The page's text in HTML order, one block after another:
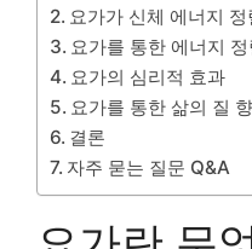
요가가 신체 에너지
요가를 통한 에너지 정
요가의 심리적 효과
요가를 통한 삶의 질
결론
자주 묻는 질문 Q&A